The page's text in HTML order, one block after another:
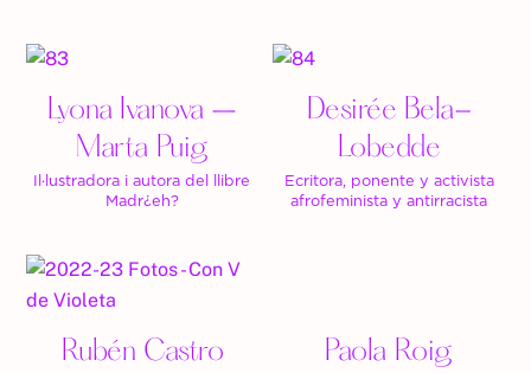
Lyona Ivanova –
Marta Puig
Il·lustradora i autora del llibre
Madr¿eh?
Desirée Bela-
Lobedde
Ecritora, ponente y activista
afrofeminista y antirracista
Rubén Castro Paola Roig